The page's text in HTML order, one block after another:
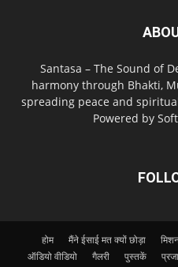
Santasa – The Sound of
harmony through Bhakti,
spreading peace and
Powered by
होम मैंने ईसाई मत क्यों छोड़ा
ऑडियो वीडियो
गैलरी पुस्तकें